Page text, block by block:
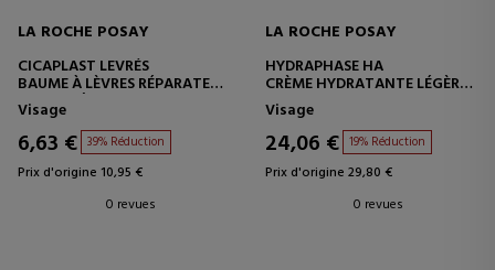
LA ROCHE POSAY
CICAPLAST LEVRÉS
BAUME À LÈVRES RÉPARATEUR
DE BARRIÈRE
Visage
6,63 € 39% Réduction
Prix d'origine 10,95 €
0 revues
LA ROCHE POSAY
HYDRAPHASE HA
CRÈME HYDRATANTE LÉGÈRE
POUR LE VISAGE
Visage
24,06 € 19% Réduction
Prix d'origine 29,80 €
0 revues